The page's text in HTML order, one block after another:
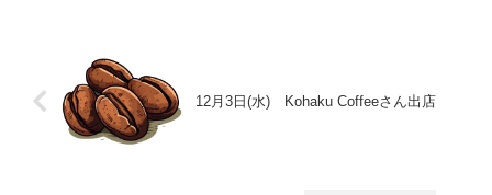
12月3日(水) Kohaku Coffeeさん出店